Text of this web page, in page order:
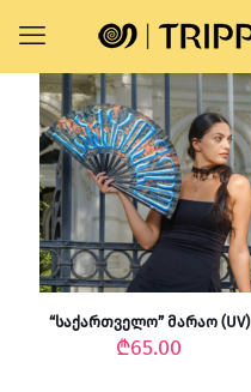
“საქართველო” მარაო (UV)
₾65.00